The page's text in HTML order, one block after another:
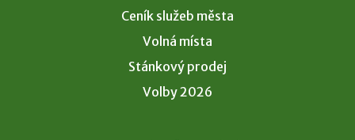
Ceník služeb města
Volná místa
Stánkový prodej
Volby 2026